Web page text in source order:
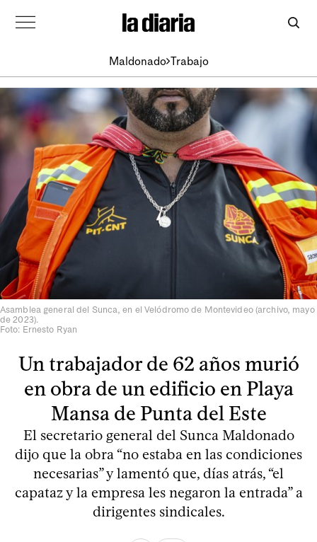
Maldonado Trabajo
Asamblea general del Sunca, en el Velódromo de Montevideo (archivo, mayo
de 2023).
Foto: Ernesto Ryan
Un trabajador de 62 años murió
en obra de un edificio en Playa
Mansa de Punta del Este
El secretario general del Sunca Maldonado
dijo que la obra “no estaba en las condiciones
necesarias” y lamentó que, días atrás, “el
capataz y la empresa les negaron la entrada” a
dirigentes sindicales.